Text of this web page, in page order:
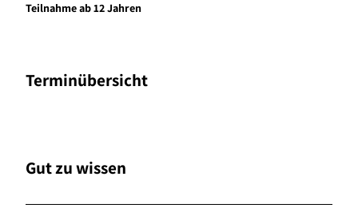
Teilnahme ab 12 Jahren
Terminübersicht
Gut zu wissen